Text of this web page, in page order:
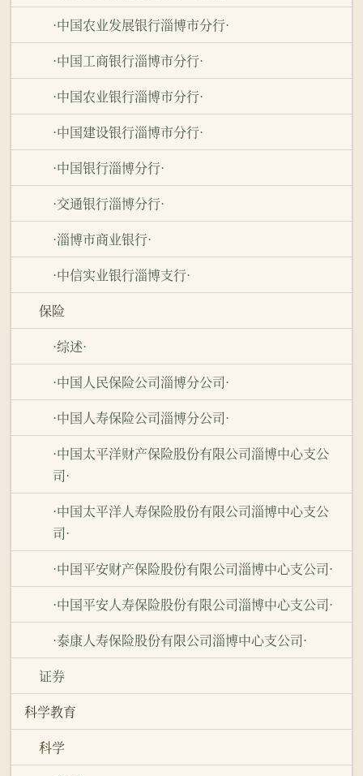
·中国农业发展银行淄博市分行·
·中国工商银行淄博市分行·
·中国农业银行淄博市分行·
·中国建设银行淄博市分行·
·中国银行淄博分行·
·交通银行淄博分行·
·淄博市商业银行·
·中信实业银行淄博支行·
保险
·综述·
·中国人民保险公司淄博分公司·
·中国人寿保险公司淄博分公司·
·中国太平洋财产保险股份有限公司淄博中心支公
司·
·中国太平洋人寿保险股份有限公司淄博中心支公
司·
·中国平安财产保险股份有限公司淄博中心支公司·
·中国平安人寿保险股份有限公司淄博中心支公司·
·泰康人寿保险股份有限公司淄博中心支公司·
证券
科学教育
科学